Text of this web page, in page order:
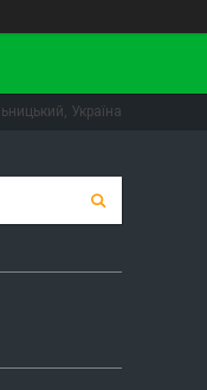
Україна